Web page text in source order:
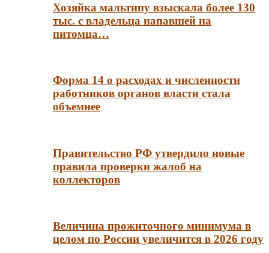
Хозяйка мальтипу взыскала более 130
тыс. с владельца напавшей на
питомца…
Форма 14 о расходах и численности
работников органов власти стала
объемнее
Правительство РФ утвердило новые
правила проверки жалоб на
коллекторов
Величина прожиточного минимума в
целом по России увеличится в 2026 году